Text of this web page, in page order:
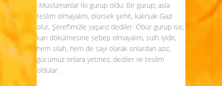
-Müslümanlar İki gurup oldu: Bir gurup; asla
teslim olmayalım, ölürsek şehit, kalırsak Gazi
olur, Şeref’imizle yaşarız dediler. Öbür gurup ise;
kan dökülmesine sebep olmayalım, sulh iyidir,
hem silah, hem de sayı olarak onlardan azız,
gücümüz onlara yetmez, dediler ve teslim
oldular.